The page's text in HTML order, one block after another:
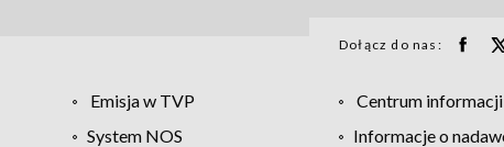
Dołącz do nas:
Emisja w TVP Centrum
System NOS Informacje o